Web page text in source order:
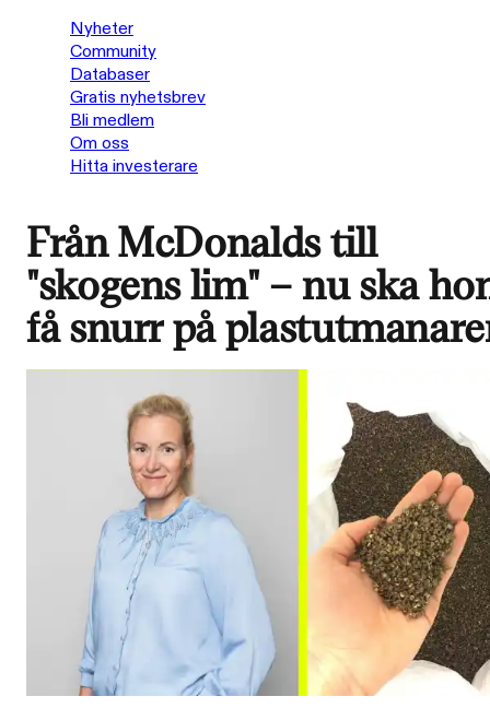
Nyheter
Community
Databaser
Gratis nyhetsbrev
Bli medlem
Om oss
Hitta investerare
Från McDonalds till
"skogens lim" – nu ska
få snurr på